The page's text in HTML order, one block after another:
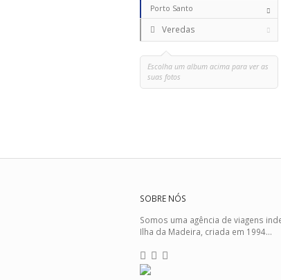
Porto Santo
Veredas
Escolha um album acima para ver as
suas fotos
SOBRE NÓS
Somos uma agência de viagens
Ilha da Madeira, criada em 1994...